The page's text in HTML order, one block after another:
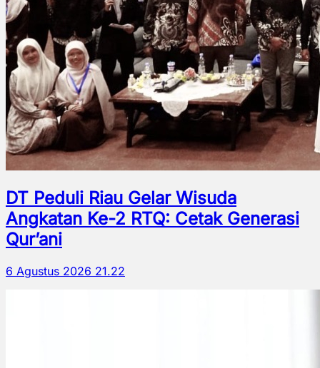
DT Peduli Riau Gelar Wisuda
Angkatan Ke-2 RTQ: Cetak Generasi
Qur’ani
6 Agustus 2026 21.22